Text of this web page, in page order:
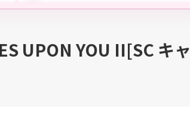
UPON YOU II[SC キ